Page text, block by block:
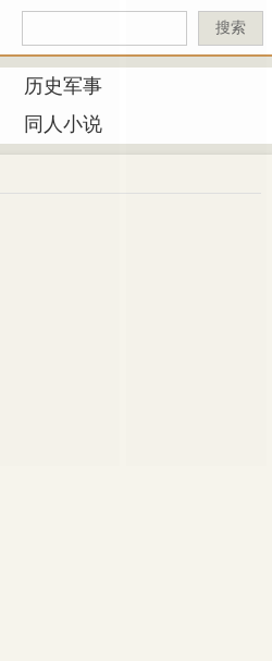
搜索
历史军事
同人小说